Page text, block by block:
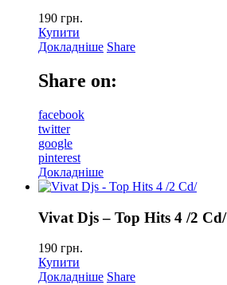
190 грн.
Купити
Докладніше Share
Share on:
facebook
twitter
google
pinterest
Докладніше
Vivat Djs – Top Hits 4 /2 Cd/
190 грн.
Купити
Докладніше Share